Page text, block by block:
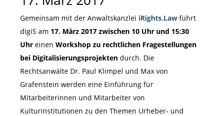
Gemeinsam mit der Anwaltskanzlei iRights.Lawführt
digiS am 17. März 2017 zwischen 10 Uhr und 15:30
Uhreinen Workshop zu rechtlichen Fragestellungen
bei Digitalisierungsprojektendurch. Die
Rechtsanwälte Dr. Paul Klimpel und Max von
Grafenstein werden eine Einführung für
Mitarbeiterinnen und Mitarbeiter von
Kulturinstitutionen zu den Themen Urheber- und